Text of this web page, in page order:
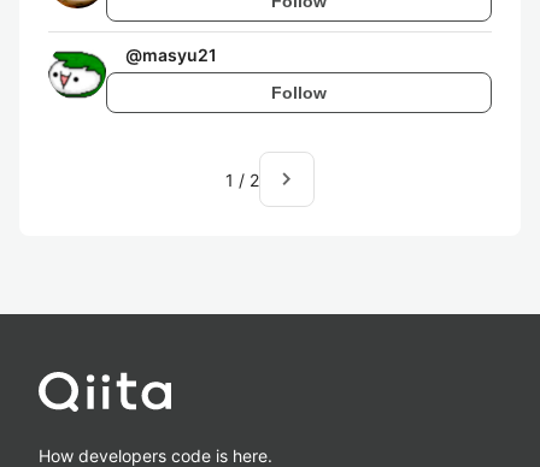
@masyu21
Follow
1 / 2 navigate_next
How developers code is here.